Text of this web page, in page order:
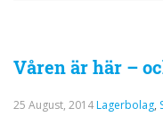
Våren är här –
25 August, 2014Lagerbolag,